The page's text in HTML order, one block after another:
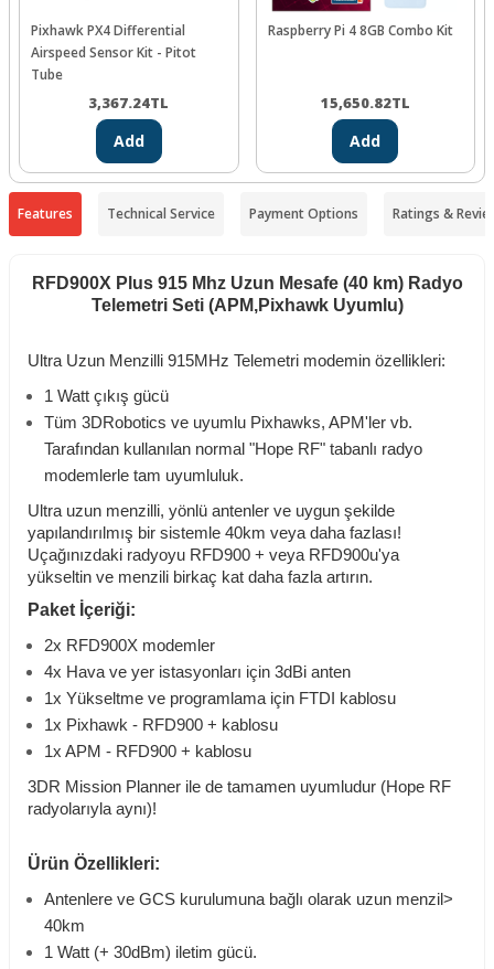
Pixhawk PX4 Differential
Airspeed Sensor Kit - Pitot
Tube
3,367.24TL
Add
Raspberry Pi 4 8GB Combo Kit
15,650.82TL
Add
Features Technical Service Payment Options Ratings &
RFD900X Plus 915 Mhz Uzun Mesafe (40 km) Radyo
Telemetri Seti (APM,Pixhawk Uyumlu)
Ultra Uzun Menzilli 915MHz Telemetri modemin özellikleri:
1 Watt çıkış gücü
Tüm 3DRobotics ve uyumlu Pixhawks, APM'ler vb.
Tarafından kullanılan normal "Hope RF" tabanlı radyo
modemlerle tam uyumluluk.
Ultra uzun menzilli, yönlü antenler ve uygun şekilde
yapılandırılmış bir sistemle 40km veya daha fazlası!
Uçağınızdaki radyoyu RFD900 + veya RFD900u'ya
yükseltin ve menzili birkaç kat daha fazla artırın.
Paket İçeriği:
2x RFD900X modemler
4x Hava ve yer istasyonları için 3dBi anten
1x Yükseltme ve programlama için FTDI kablosu
1x Pixhawk - RFD900 + kablosu
1x APM - RFD900 + kablosu
3DR Mission Planner ile de tamamen uyumludur (Hope RF
radyolarıyla aynı)!
Ürün Özellikleri:
Antenlere ve GCS kurulumuna bağlı olarak uzun menzil>
40km
1 Watt (+ 30dBm) iletim gücü.